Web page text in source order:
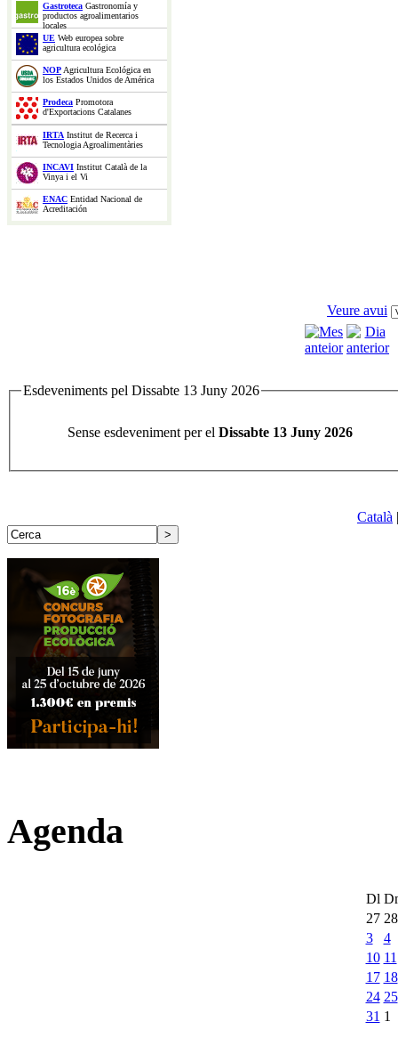
Gastroteca Gastronomía y
productos agroalimentarios
locales
UE Web europea sobre
agricultura ecológica
NOPAgricultura Ecológica en
los Estados Unidos de América
Prodeca Promotora
d'Exportacions Catalanes
IRTA Institut de Recerca i
Tecnologia Agroalimentàries
INCAVI Institut Català de la
Vinya i el Vi
ENAC Entidad Nacional de
Acreditación
Veure avui
Esdeveniments pel Dissabte 13 Juny 2026
Sense esdeveniment per el Dissabte 13 Juny 2026
Català
Agenda
Dl
27 28
3
4
10 11
17 18
24 25
31 1